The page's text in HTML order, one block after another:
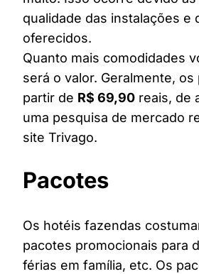
qualidade das instalações e
oferecidos.
Quanto mais comodidades
será o valor. Geralmente,
partir de R$ 69,90 reais, de
uma pesquisa de mercado
site Trivago.
Pacotes
Os hotéis fazendas
pacotes promocionais para
férias em família, etc. Os